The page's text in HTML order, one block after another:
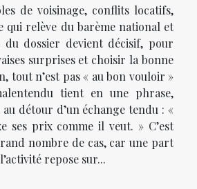
de voisinage, conflits locatifs,
qui relève du barème national et
du dossier devient décisif, pour
surprises et choisir la bonne
tout n’est pas « au bon vouloir »
tient en une phrase,
au détour d’un échange tendu : «
ses prix comme il veut. » C’est
nombre de cas, car une part
repose sur...